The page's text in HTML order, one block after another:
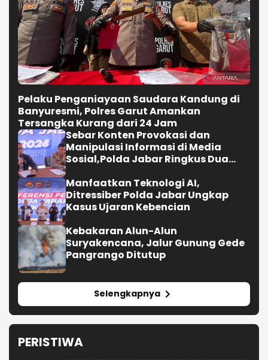
Pelaku Penganiayaan Saudara Kandung di
Banyuresmi, Polres Garut Amankan
Tersangka Kurang dari 24 Jam
Sebar Konten Provokasi dan
Manipulasi Informasi di Media
Sosial,Polda Jabar Ringkus Dua
Manfaatkan Teknologi AI,
Ditressiber Polda Jabar Ungkap
Kasus Ujaran Kebencian
Kebakaran Alun-Alun
Suryakencana, Jalur Gunung Gede
Pangrango Ditutup
Selengkapnya
PERISTIWA